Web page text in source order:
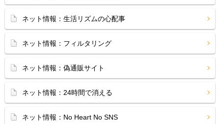
ネット情報：生活リズムの心配事
ネット情報：フィルタリング
ネット情報：偽通販サイト
ネット情報：24時間で消える
ネット情報：No Heart No SNS